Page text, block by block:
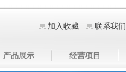
加入收藏 联系我们
产品展示 经营项目